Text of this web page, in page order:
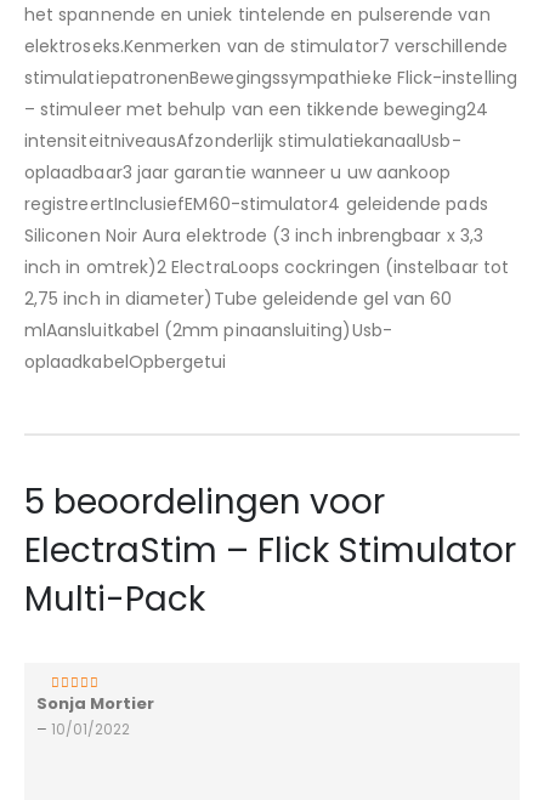
het spannende en uniek tintelende en pulserende van
elektroseks.Kenmerken van de stimulator7 verschillende
stimulatiepatronenBewegingssympathieke Flick-instelling
– stimuleer met behulp van een tikkende beweging24
intensiteitniveausAfzonderlijk stimulatiekanaalUsb-
oplaadbaar3 jaar garantie wanneer u uw aankoop
registreertInclusiefEM60-stimulator4 geleidende pads
Siliconen Noir Aura elektrode (3 inch inbrengbaar x 3,3
inch in omtrek)2 ElectraLoops cockringen (instelbaar tot
2,75 inch in diameter)Tube geleidende gel van 60
mlAansluitkabel (2mm pinaansluiting)Usb-
oplaadkabelOpbergetui
5 beoordelingen voor
ElectraStim – Flick Stimulator
Multi-Pack
4van 5
Sonja Mortier
– 10/01/2022